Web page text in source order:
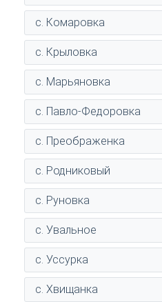
с. Комаровка
с. Крыловка
с. Марьяновка
с. Павло-Федоровка
с. Преображенка
с. Родниковый
с. Руновка
с. Увальное
с. Уссурка
с. Хвищанка